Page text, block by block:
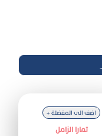
+ اضف الى المفضلة
تمارا الزامل